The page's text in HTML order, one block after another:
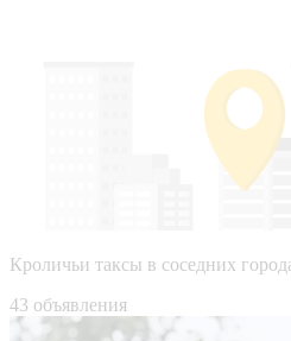
Кроличьи таксы в соседних
43 объявления